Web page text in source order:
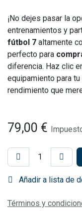
¡No dejes pasar la
entrenamientos y
fútbol 7 altamente
perfecto para
diferencia. Haz clic
equipamiento para
rendimiento que
79,00 €
Añadir a lista de
Términos y